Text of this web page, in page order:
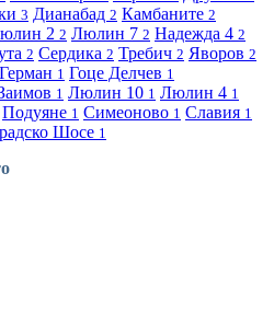
3 Дианабад 2 Камбаните 2
2 2 Люлин 7 2 Надежда 4 2
2 Сердика 2 Требич 2 Яворов 2
Герман 1 Гоце Делчев 1
1 Люлин 10 1 Люлин 4 1
Подуяне 1 Симеоново 1 Славия 1
Шосе 1